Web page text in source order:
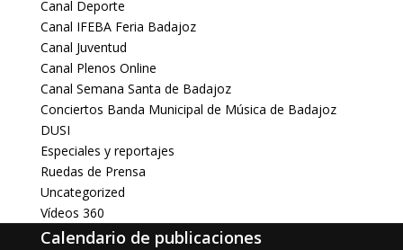
Canal Deporte
Canal IFEBA Feria Badajoz
Canal Juventud
Canal Plenos Online
Canal Semana Santa de Badajoz
Conciertos Banda Municipal de Música de Badajoz
DUSI
Especiales y reportajes
Ruedas de Prensa
Uncategorized
Vídeos 360
Calendario de publicaciones